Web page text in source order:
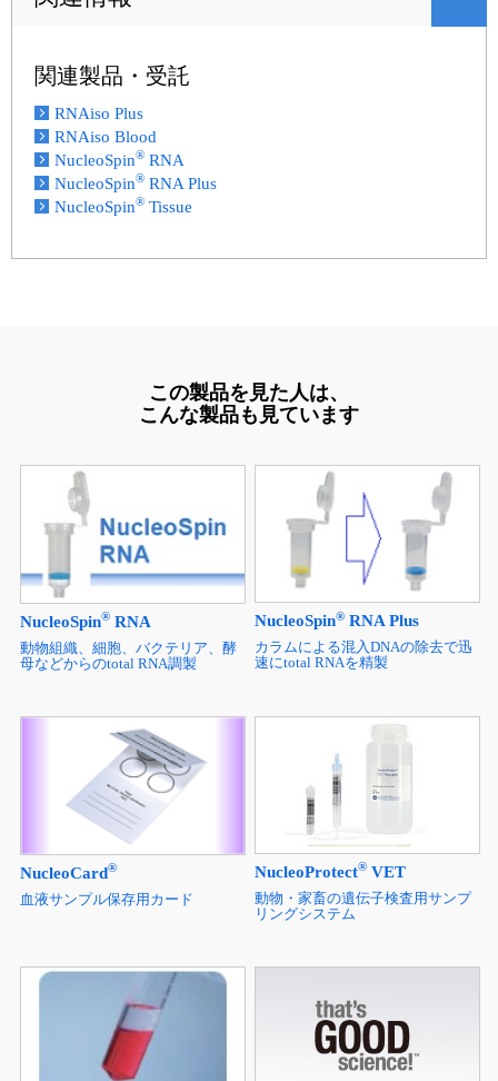
関連製品・受託
RNAiso Plus
RNAiso Blood
NucleoSpin® RNA
NucleoSpin® RNA Plus
NucleoSpin® Tissue
この製品を見た人は、
こんな製品も見ています
NucleoSpin®RNA
動物組織、細胞、バクテリア、酵
母などからのtotal RNA調製
NucleoSpin® RNA Plus
カラムによる混入DNAの除去で迅
速にtotal RNAを精製
NucleoCard®
血液サンプル保存用カード
NucleoProtect® VET
動物・家畜の遺伝子検査用サンプ
リングシステム